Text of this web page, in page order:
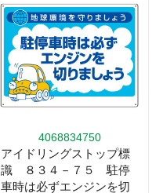
4068834750
アイドリングストップ標
識 ８３４－７５ 駐停
車時は必ずエンジンを切